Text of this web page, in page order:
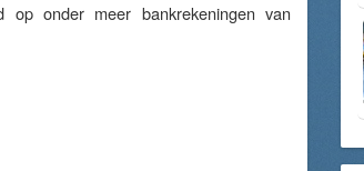
onder meer bankrekeningen van